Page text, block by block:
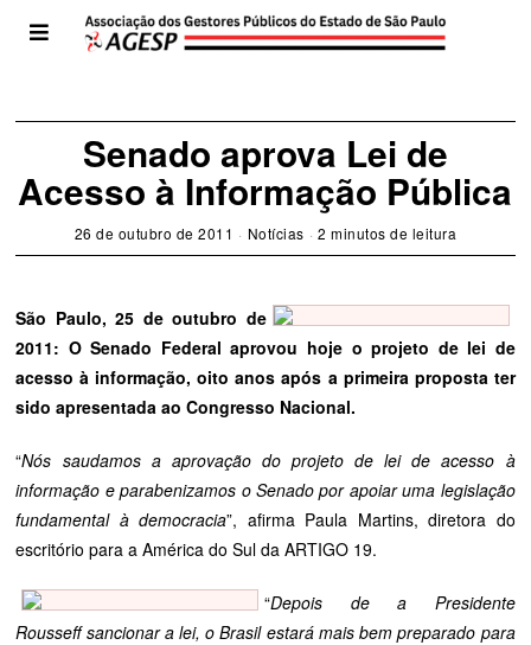
Senado aprova Lei de
Acesso à Informação Pública
26 de outubro de 2011 Notícias 2 minutos de leitura
São Paulo, 25 de outubro de
2011: O Senado Federal aprovou hoje o projeto de lei de
acesso à informação, oito anos após a primeira proposta ter
sido apresentada ao Congresso Nacional.
“Nós saudamos a aprovação do projeto de lei de acesso à
informação e parabenizamos o Senado por apoiar uma legislação
fundamental à democracia”, afirma Paula Martins, diretora do
escritório para a América do Sul da ARTIGO 19.
“Depois de a Presidente
Rousseff sancionar a lei, o Brasil estará mais bem preparado para